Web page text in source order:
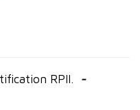
RPII.
-